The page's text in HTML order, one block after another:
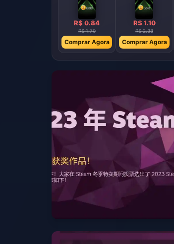
R$ 0.84
R$ 1.70
Comprar Agora
R$ 1.10
R$ 2.38
Comprar Agora